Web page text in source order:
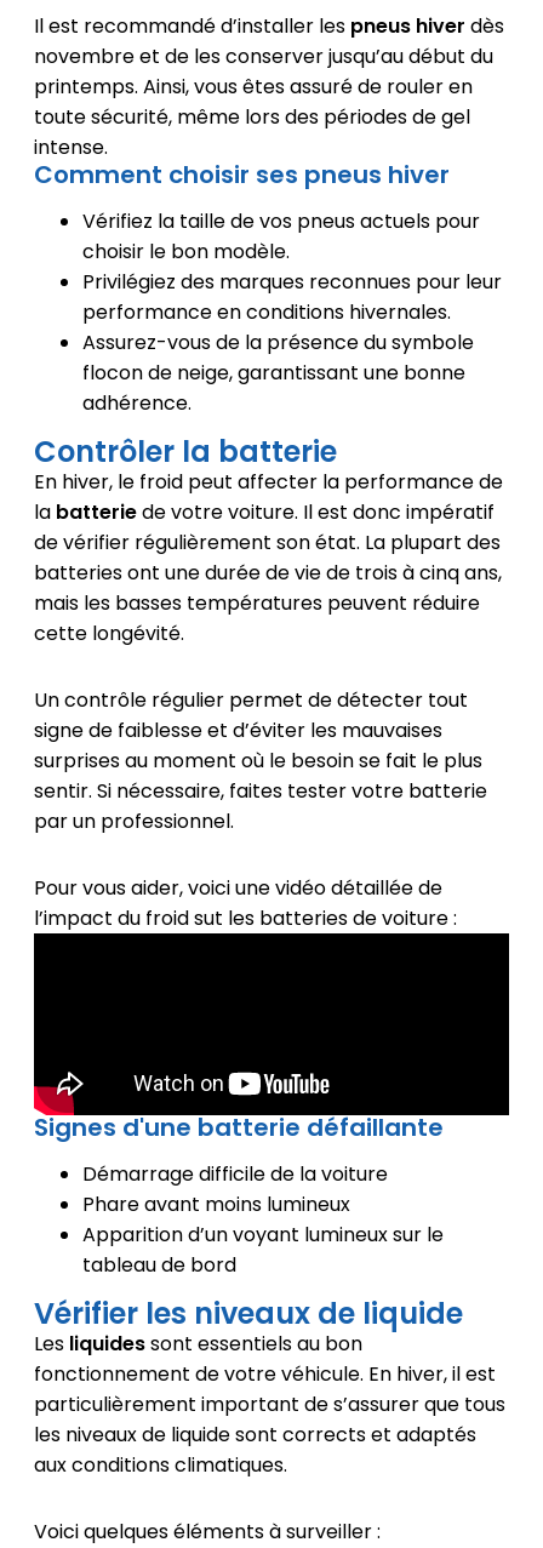
Il est recommandé d’installer les pneus hiver dès
novembre et de les conserver jusqu’au début du
printemps. Ainsi, vous êtes assuré de rouler en
toute sécurité, même lors des périodes de gel
intense.
Comment choisir ses pneus hiver
Vérifiez la taille de vos pneus actuels pour
choisir le bon modèle.
Privilégiez des marques reconnues pour leur
performance en conditions hivernales.
Assurez-vous de la présence du symbole
flocon de neige, garantissant une bonne
adhérence.
Contrôler la batterie
En hiver, le froid peut affecter la performance de
la batteriede votre voiture. Il est donc impératif
de vérifier régulièrement son état. La plupart des
batteries ont une durée de vie de trois à cinq ans,
mais les basses températures peuvent réduire
cette longévité.
Un contrôle régulier permet de détecter tout
signe de faiblesse et d’éviter les mauvaises
surprises au moment où le besoin se fait le plus
sentir. Si nécessaire, faites tester votre batterie
par un professionnel.
Pour vous aider, voici une vidéo détaillée de
l’impact du froid sut les batteries de voiture :
Signes d'une batterie défaillante
Démarrage difficile de la voiture
Phare avant moins lumineux
Apparition d’un voyant lumineux sur le
tableau de bord
Vérifier les niveaux de liquide
Les liquidessont essentiels au bon
fonctionnement de votre véhicule. En hiver, il est
particulièrement important de s’assurer que tous
les niveaux de liquide sont corrects et adaptés
aux conditions climatiques.
Voici quelques éléments à surveiller :